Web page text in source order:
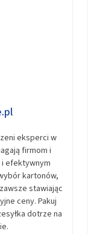
eksperci w
firmom i
efektywnym
kartonów,
stawiając
ceny. Pakuj
dotrze na